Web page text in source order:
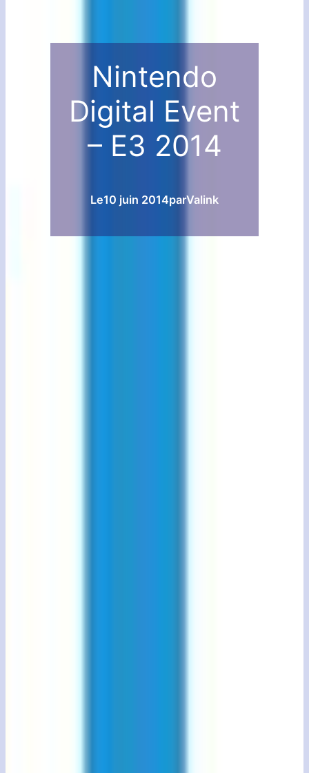
Nintendo
Digital Event
– E3 2014
Le10 juin 2014parValink